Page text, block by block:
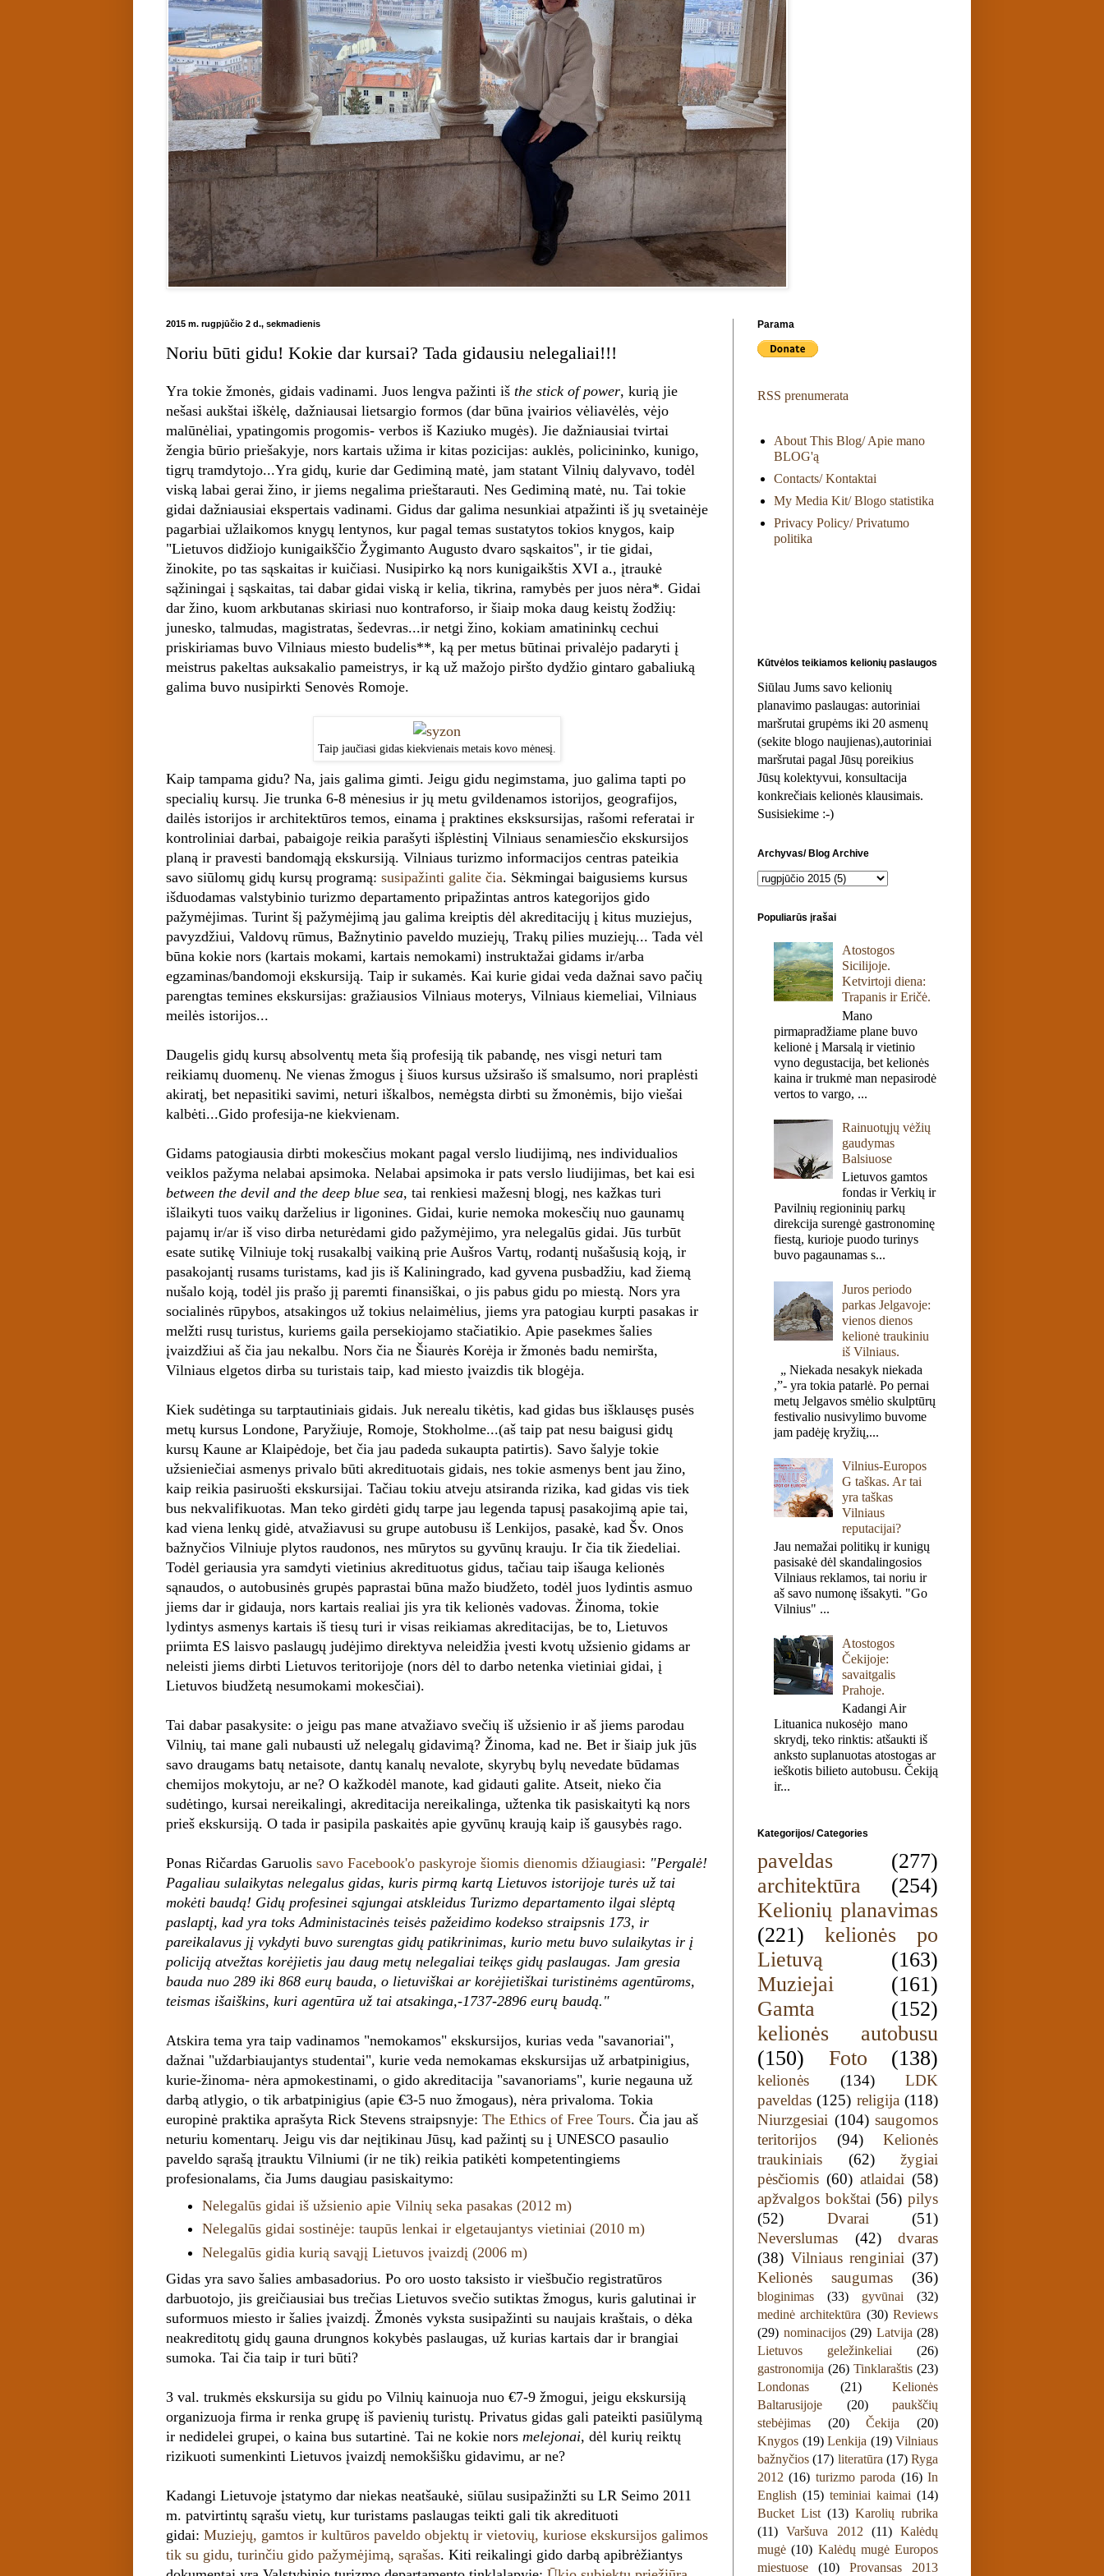
2015 m. rugpjūčio 2 d., sekmadienis
Noriu būti gidu! Kokie dar kursai? Tada gidausiu nelegaliai!!!
Yra tokie žmonės, gidais vadinami. Juos lengva pažinti iš the stick of power, kurią jie
nešasi aukštai iškėlę, dažniausai lietsargio formos (dar būna įvairios vėliavėlės, vėjo
malūnėliai, ypatingomis progomis- verbos iš Kaziuko mugės). Jie dažniausiai tvirtai
žengia būrio priešakyje, nors kartais užima ir kitas pozicijas: auklės, policininko, kunigo,
tigrų tramdytojo...Yra gidų, kurie dar Gediminą matė, jam statant Vilnių dalyvavo, todėl
viską labai gerai žino, ir jiems negalima prieštarauti. Nes Gediminą matė, nu. Tai tokie
gidai dažniausiai ekspertais vadinami. Gidus dar galima nesunkiai atpažinti iš jų svetainėje
pagarbiai užlaikomos knygų lentynos, kur pagal temas sustatytos tokios knygos, kaip
"Lietuvos didžiojo kunigaikščio Žygimanto Augusto dvaro sąskaitos", ir tie gidai,
žinokite, po tas sąskaitas ir kuičiasi. Nusipirko ką nors kunigaikštis XVI a., įtraukė
sąžiningai į sąskaitas, tai dabar gidai viską ir kelia, tikrina, ramybės per juos nėra*. Gidai
dar žino, kuom arkbutanas skiriasi nuo kontraforso, ir šiaip moka daug keistų žodžių:
junesko, talmudas, magistratas, šedevras...ir netgi žino, kokiam amatininkų cechui
priskiriamas buvo Vilniaus miesto budelis**, ką per metus būtinai privalėjo padaryti į
meistrus pakeltas auksakalio pameistrys, ir ką už mažojo piršto dydžio gintaro gabaliuką
galima buvo nusipirkti Senovės Romoje.
Taip jaučiasi gidas kiekvienais metais kovo mėnesį.
Kaip tampama gidu? Na, jais galima gimti. Jeigu gidu negimstama, juo galima tapti po
specialių kursų. Jie trunka 6-8 mėnesius ir jų metu gvildenamos istorijos, geografijos,
dailės istorijos ir architektūros temos, einama į praktines eksksursijas, rašomi referatai ir
kontroliniai darbai, pabaigoje reikia parašyti išplėstinį Vilniaus senamiesčio ekskursijos
planą ir pravesti bandomąją ekskursiją. Vilniaus turizmo informacijos centras pateikia
savo siūlomų gidų kursų programą: susipažinti galite čia. Sėkmingai baigusiems kursus
išduodamas valstybinio turizmo departamento pripažintas antros kategorijos gido
pažymėjimas. Turint šį pažymėjimą jau galima kreiptis dėl akreditacijų į kitus muziejus,
pavyzdžiui, Valdovų rūmus, Bažnytinio paveldo muziejų, Trakų pilies muziejų... Tada vėl
būna kokie nors (kartais mokami, kartais nemokami) instruktažai gidams ir/arba
egzaminas/bandomoji ekskursiją. Taip ir sukamės. Kai kurie gidai veda dažnai savo pačių
parengtas temines ekskursijas: gražiausios Vilniaus moterys, Vilniaus kiemeliai, Vilniaus
meilės istorijos...
Daugelis gidų kursų absolventų meta šią profesiją tik pabandę, nes visgi neturi tam
reikiamų duomenų. Ne vienas žmogus į šiuos kursus užsirašo iš smalsumo, nori praplėsti
akiratį, bet nepasitiki savimi, neturi iškalbos, nemėgsta dirbti su žmonėmis, bijo viešai
kalbėti...Gido profesija-ne kiekvienam.
Gidams patogiausia dirbti mokesčius mokant pagal verslo liudijimą, nes individualios
veiklos pažyma nelabai apsimoka. Nelabai apsimoka ir pats verslo liudijimas, bet kai esi
between the devil and the deep blue sea, tai renkiesi mažesnį blogį, nes kažkas turi
išlaikyti tuos vaikų darželius ir ligonines. Gidai, kurie nemoka mokesčių nuo gaunamų
pajamų ir/ar iš viso dirba neturėdami gido pažymėjimo, yra nelegalūs gidai. Jūs turbūt
esate sutikę Vilniuje tokį rusakalbį vaikiną prie Aušros Vartų, rodantį nušašusią koją, ir
pasakojantį rusams turistams, kad jis iš Kaliningrado, kad gyvena pusbadžiu, kad žiemą
nušalo koją, todėl jis prašo jį paremti finansiškai, o jis pabus gidu po miestą. Nors yra
socialinės rūpybos, atsakingos už tokius nelaimėlius, jiems yra patogiau kurpti pasakas ir
melžti rusų turistus, kuriems gaila persekiojamo stačiatikio. Apie pasekmes šalies
įvaizdžiui aš čia jau nekalbu. Nors čia ne Šiaurės Korėja ir žmonės badu nemiršta,
Vilniaus elgetos dirba su turistais taip, kad miesto įvaizdis tik blogėja.
Kiek sudėtinga su tarptautiniais gidais. Juk nerealu tikėtis, kad gidas bus išklausęs pusės
metų kursus Londone, Paryžiuje, Romoje, Stokholme...(aš taip pat nesu baigusi gidų
kursų Kaune ar Klaipėdoje, bet čia jau padeda sukaupta patirtis). Savo šalyje tokie
užsieniečiai asmenys privalo būti akredituotais gidais, nes tokie asmenys bent jau žino,
kaip reikia pasiruošti ekskursijai. Tačiau tokiu atveju atsiranda rizika, kad gidas vis tiek
bus nekvalifikuotas. Man teko girdėti gidų tarpe jau legenda tapusį pasakojimą apie tai,
kad viena lenkų gidė, atvažiavusi su grupe autobusu iš Lenkijos, pasakė, kad Šv. Onos
bažnyčios Vilniuje plytos raudonos, nes mūrytos su gyvūnų krauju. Ir čia tik žiedeliai.
Todėl geriausia yra samdyti vietinius akredituotus gidus, tačiau taip išauga kelionės
sąnaudos, o autobusinės grupės paprastai būna mažo biudžeto, todėl juos lydintis asmuo
jiems dar ir gidauja, nors kartais realiai jis yra tik kelionės vadovas. Žinoma, tokie
lydintys asmenys kartais iš tiesų turi ir visas reikiamas akreditacijas, be to, Lietuvos
priimta ES laisvo paslaugų judėjimo direktyva neleidžia įvesti kvotų užsienio gidams ar
neleisti jiems dirbti Lietuvos teritorijoje (nors dėl to darbo netenka vietiniai gidai, į
Lietuvos biudžetą nesumokami mokesčiai).
Tai dabar pasakysite: o jeigu pas mane atvažiavo svečių iš užsienio ir aš jiems parodau
Vilnių, tai mane gali nubausti už nelegalų gidavimą? Žinoma, kad ne. Bet ir šiaip juk jūs
savo draugams batų netaisote, dantų kanalų nevalote, skyrybų bylų nevedate būdamas
chemijos mokytoju, ar ne? O kažkodėl manote, kad gidauti galite. Atseit, nieko čia
sudėtingo, kursai nereikalingi, akreditacija nereikalinga, užtenka tik pasiskaityti ką nors
prieš ekskursiją. O tada ir pasipila paskaitės apie gyvūnų kraują kaip iš gausybės rago.
Ponas Ričardas Garuolis savo Facebook'o paskyroje šiomis dienomis džiaugiasi: "Pergalė!
Pagaliau sulaikytas nelegalus gidas, kuris pirmą kartą Lietuvos istorijoje turės už tai
mokėti baudą! Gidų profesinei sąjungai atskleidus Turizmo departamento ilgai slėptą
paslaptį, kad yra toks Administacinės teisės pažeidimo kodekso straipsnis 173, ir
pareikalavus jį vykdyti buvo surengtas gidų patikrinimas, kurio metu buvo sulaikytas ir į
policiją atvežtas korėjietis jau daug metų nelegaliai teikęs gidų paslaugas. Jam gresia
bauda nuo 289 iki 868 eurų bauda, o lietuviškai ar korėjietiškai turistinėms agentūroms,
teismas išaiškins, kuri agentūra už tai atsakinga,-1737-2896 eurų baudą."
Atskira tema yra taip vadinamos "nemokamos" ekskursijos, kurias veda "savanoriai",
dažnai "uždarbiaujantys studentai", kurie veda nemokamas ekskursijas už arbatpinigius,
kurie-žinoma- nėra apmokestinami, o gido akreditacija "savanoriams", kurie negauna už
darbą atlygio, o tik arbatpinigius (apie €3-5 nuo žmogaus), nėra privaloma. Tokia
europinė praktika aprašyta Rick Stevens straipsnyje: The Ethics of Free Tours. Čia jau aš
neturiu komentarų. Jeigu vis dar neįtikinau Jūsų, kad pažintį su į UNESCO pasaulio
paveldo sąrašą įtrauktu Vilniumi (ir ne tik) reikia patikėti kompetentingiems
profesionalams, čia Jums daugiau pasiskaitymo:
Nelegalūs gidai iš užsienio apie Vilnių seka pasakas (2012 m)
Nelegalūs gidai sostinėje: taupūs lenkai ir elgetaujantys vietiniai (2010 m)
Nelegalūs gidia kurią savąjį Lietuvos įvaizdį (2006 m)
Gidas yra savo šalies ambasadorius. Po oro uosto taksisto ir viešbučio registratūros
darbuotojo, jis greičiausiai bus trečias Lietuvos svečio sutiktas žmogus, kuris galutinai ir
suformuos miesto ir šalies įvaizdį. Žmonės vyksta susipažinti su naujais kraštais, o dėka
neakreditotų gidų gauna drungnos kokybės paslaugas, už kurias kartais dar ir brangiai
sumoka. Tai čia taip ir turi būti?
3 val. trukmės ekskursija su gidu po Vilnių kainuoja nuo €7-9 žmogui, jeigu ekskursiją
organizuoja firma ir renka grupę iš pavienių turistų. Privatus gidas gali pateikti pasiūlymą
ir nedidelei grupei, o kaina bus sutartinė. Tai ne kokie nors melejonai, dėl kurių reiktų
rizikuoti sumenkinti Lietuvos įvaizdį nemokšišku gidavimu, ar ne?
Kadangi Lietuvoje įstatymo dar niekas neatšaukė, siūlau susipažinžti su LR Seimo 2011
m. patvirtintų sąrašu vietų, kur turistams paslaugas teikti gali tik akredituoti
gidai: Muziejų, gamtos ir kultūros paveldo objektų ir vietovių, kuriose ekskursijos galimos
tik su gidu, turinčiu gido pažymėjimą, sąrašas. Kiti reikalingi gido darbą apibrėžiantys
Parama
RSS prenumerata
About This Blog/ Apie mano
BLOG'ą
Contacts/ Kontaktai
My Media Kit/ Blogo statistika
Privacy Policy/ Privatumo
politika
Kūtvėlos teikiamos kelionių paslaugos
Siūlau Jums savo kelionių
planavimo paslaugas: autoriniai
maršrutai grupėms iki 20 asmenų
(sekite blogo naujienas),autoriniai
maršrutai pagal Jūsų poreikius
Jūsų kolektyvui, konsultacija
konkrečiais kelionės klausimais.
Susisiekime :-)
Archyvas/ Blog Archive
Populiarūs įrašai
Atostogos
Sicilijoje.
Ketvirtoji diena:
Trapanis ir Eričė.
Mano
pirmapradžiame plane buvo
kelionė į Marsalą ir vietinio
vyno degustacija, bet kelionės
kaina ir trukmė man nepasirodė
vertos to vargo, ...
Rainuotųjų vėžių
gaudymas
Balsiuose
Lietuvos gamtos
fondas ir Verkių ir
Pavilnių regioninių parkų
direkcija surengė gastronominę
fiestą, kurioje puodo turinys
buvo pagaunamas s...
Juros periodo
parkas Jelgavoje:
vienos dienos
kelionė traukiniu
iš Vilniaus.
„ Niekada nesakyk niekada
,”- yra tokia patarlė. Po pernai
metų Jelgavos smėlio skulptūrų
festivalio nusivylimo buvome
jam padėję kryžių,...
Vilnius-Europos
G taškas. Ar tai
yra taškas
Vilniaus
reputacijai?
Jau nemažai politikų ir kunigų
pasisakė dėl skandalingosios
Vilniaus reklamos, tai noriu ir
aš savo numonę išsakyti. "Go
Vilnius" ...
Atostogos
Čekijoje:
savaitgalis
Prahoje.
Kadangi Air
Lituanica nukosėjo mano
skrydį, teko rinktis: atšaukti iš
anksto suplanuotas atostogas ar
ieškotis bilieto autobusu. Čekiją
ir...
Kategorijos/ Categories
paveldas
(277)
architektūra
(254)
Kelionių planavimas
(221)
kelionės po
Lietuvą
(163)
Muziejai
(161)
Gamta
(152)
kelionės autobusu
(150)
Foto (138)
kelionės (134)
LDK
paveldas (125) religija (118)
Niurzgesiai (104) saugomos
teritorijos
(94)
Kelionės
traukiniais
(62)
žygiai
pėsčiomis (60) atlaidai (58)
apžvalgos bokštai (56) pilys
(52)
Dvarai
(51)
Neverslumas
(42)
dvaras
(38) Vilniaus renginiai (37)
Kelionės saugumas
(36)
bloginimas (33) gyvūnai
(32)
medinė architektūra (30) Reviews
(29) nominacijos (29) Latvija (28)
Lietuvos geležinkeliai
(26)
gastronomija (26) Tinklaraštis (23)
Londonas
(21)
Kelionės
Baltarusijoje
(20)
paukščių
stebėjimas
(20) Čekija
(20)
Knygos (19) Lenkija (19) Vilniaus
bažnyčios (17) literatūra (17) Ryga
2012 (16) turizmo paroda (16) In
English (15) teminiai kaimai (14)
Bucket List (13) Karolių rubrika
(11)
Varšuva 2012 (11)
Kalėdų
mugė (10) Kalėdų mugė Europos
miestuose
(10) Provansas 2013